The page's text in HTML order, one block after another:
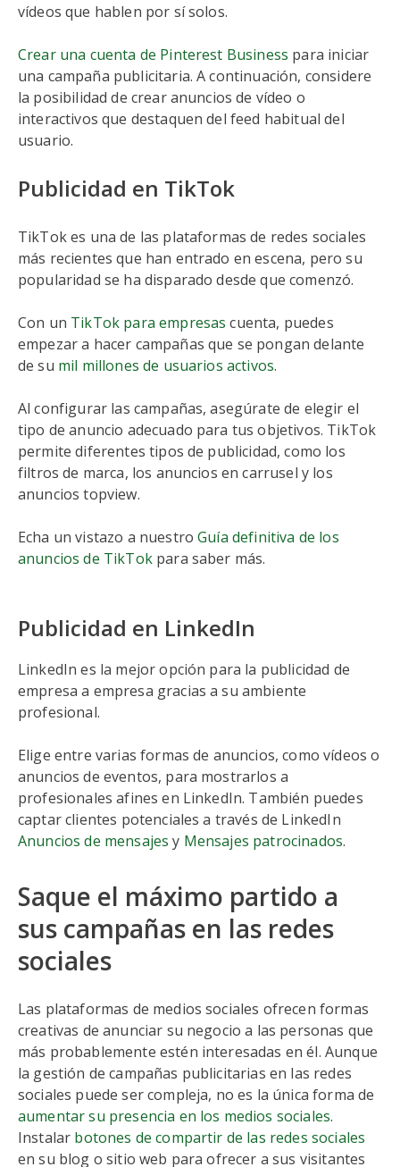
vídeos que hablen por sí solos.
Crear una cuenta de Pinterest Business para iniciar
una campaña publicitaria. A continuación, considere
la posibilidad de crear anuncios de vídeo o
interactivos que destaquen del feed habitual del
usuario.
Publicidad en TikTok
TikTok es una de las plataformas de redes sociales
más recientes que han entrado en escena, pero su
popularidad se ha disparado desde que comenzó.
Con un TikTok para empresas cuenta, puedes
empezar a hacer campañas que se pongan delante
de su mil millones de usuarios activos.
Al configurar las campañas, asegúrate de elegir el
tipo de anuncio adecuado para tus objetivos. TikTok
permite diferentes tipos de publicidad, como los
filtros de marca, los anuncios en carrusel y los
anuncios topview.
Echa un vistazo a nuestroGuía definitiva de los
anuncios de TikTokpara saber más.
Publicidad en LinkedIn
LinkedIn es la mejor opción para la publicidad de
empresa a empresa gracias a su ambiente
profesional.
Elige entre varias formas de anuncios, como vídeos o
anuncios de eventos, para mostrarlos a
profesionales afines en LinkedIn. También puedes
captar clientes potenciales a través de LinkedIn
Anuncios de mensajes y Mensajes patrocinados.
Saque el máximo partido a
sus campañas en las redes
sociales
Las plataformas de medios sociales ofrecen formas
creativas de anunciar su negocio a las personas que
más probablemente estén interesadas en él. Aunque
la gestión de campañas publicitarias en las redes
sociales puede ser compleja, no es la única forma de
aumentar su presencia en los medios sociales.
Instalar botones de compartir de las redes sociales
en su blog o sitio web para ofrecer a sus visitantes